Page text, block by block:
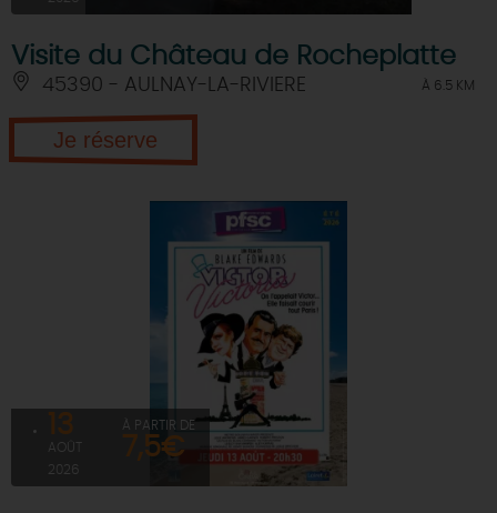
Visite du Château de Rocheplatte
45390 - AULNAY-LA-RIVIERE À 6.5 KM
Je réserve
13
AOÛT
2026
À PARTIR DE
7,5€